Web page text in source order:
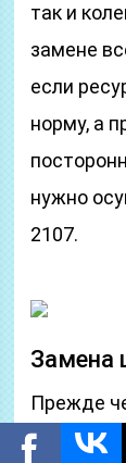
так и
замене
если
норму, а
нужно
2107.
Замена
Прежде